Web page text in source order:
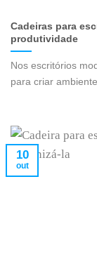
Cadeiras para
produtividade
Nos escritórios
para criar
10
out